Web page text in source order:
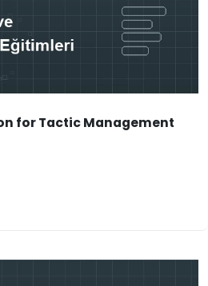
for Tactic Management